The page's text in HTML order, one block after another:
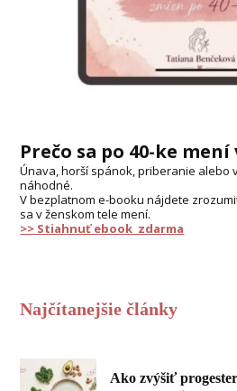
Prečo sa po 40-ke mení
Únava, horší spánok, priberanie alebo
náhodné.
V bezplatnom e-booku nájdete
sa v ženskom tele mení.
>> Stiahnuť ebook zdarma
Najčítanejšie články
Ako zvýšiť